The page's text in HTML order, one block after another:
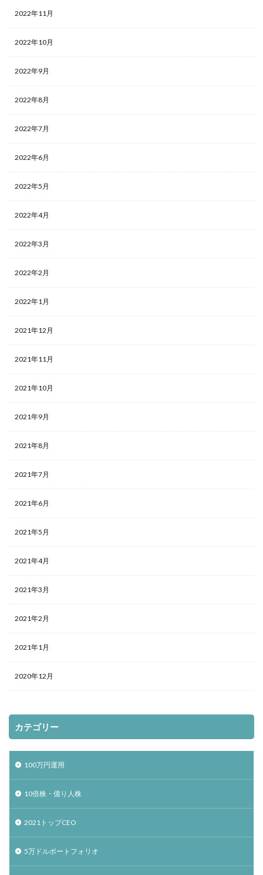
2022年11月
2022年10月
2022年9月
2022年8月
2022年7月
2022年6月
2022年5月
2022年4月
2022年3月
2022年2月
2022年1月
2021年12月
2021年11月
2021年10月
2021年9月
2021年8月
2021年7月
2021年6月
2021年5月
2021年4月
2021年3月
2021年2月
2021年1月
2020年12月
カテゴリー
100万円運用
10倍株・億り人株
2021トップCEO
5万ドルポートフォリオ